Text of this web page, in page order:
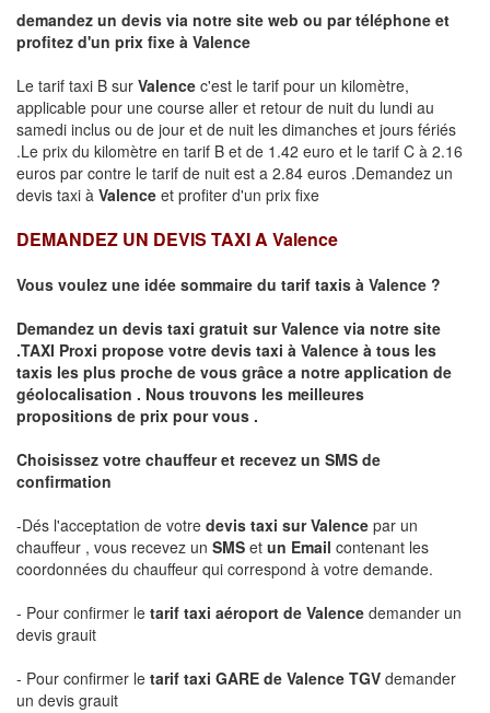
demandez un devis via notre site web ou par téléphone et
profitez d'un prix fixe à Valence
Le tarif taxi B sur Valence c'est le tarif pour un kilomètre,
applicable pour une course aller et retour de nuit du lundi au
samedi inclus ou de jour et de nuit les dimanches et jours fériés
.Le prix du kilomètre en tarif B et de 1.42 euro et le tarif C à 2.16
euros par contre le tarif de nuit est a 2.84 euros .Demandez un
devis taxi à Valence et profiter d'un prix fixe
DEMANDEZ UN DEVIS TAXI A Valence
Vous voulez une idée sommaire du tarif taxis à Valence ?
Demandez un devis taxi gratuit surValence via notre site
.TAXI Proxi propose votre devis taxi à Valence à tous les
taxis les plus proche de vous grâce a notre application de
géolocalisation . Nous trouvons les meilleures
propositions de prix pour vous .
Choisissez votre chauffeur et recevez un SMS de
confirmation
-Dés l'acceptation de votre devis taxi surValence par un
chauffeur , vous recevez un SMS et un Email contenant les
coordonnées du chauffeur qui correspond à votre demande.
- Pour confirmer le tarif taxi aéroport de Valence demander un
devis grauit
- Pour confirmer le tarif taxi GARE de Valence TGV demander
un devis grauit